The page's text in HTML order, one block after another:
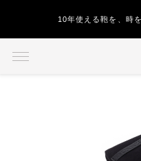
10年使える鞄を、時